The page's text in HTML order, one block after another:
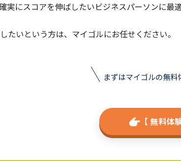
実にスコアを伸ばしたいビジネスパーソンに最適
たいという方は、マイゴルにお任せください。
まずはマイゴルの無
【 無料体